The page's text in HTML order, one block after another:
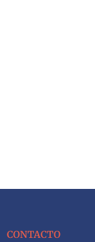
CONTACTO